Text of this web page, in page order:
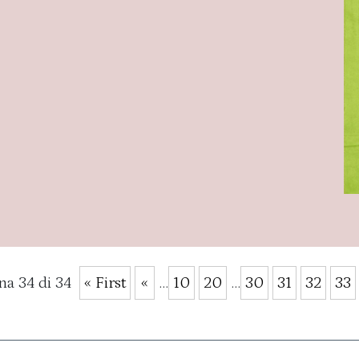
34 di 34 « First « ... 10 20 ... 30 31 32 33